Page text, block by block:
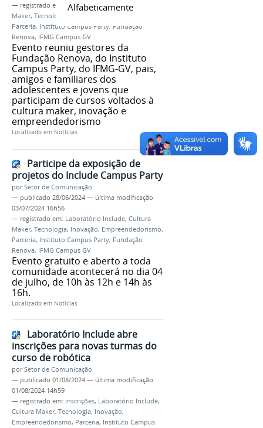
Alfabeticamente
— registrado em:
Laboratório Include,Cultura
Maker, Tecnologia
Parceria, Instituto Campus Party, Fundação
Renova, IFMG Campus GV
Evento reuniu gestores da
Fundação Renova, do Instituto
Campus Party, do IFMG-GV, pais,
amigos e familiares dos
adolescentes e jovens que
participam de cursos voltados à
cultura maker, inovação e
empreendedorismo
Localizado em Notícias
Participe da exposição de
projetos do Include Campus Party
porSetor de Comunicação
— publicado 28/06/2024 — última modificação
03/07/2024 16h56
— registrado em: Laboratório Include, Cultura
Maker, Tecnologia, Inovação, Empreendedorismo,
Parceria, Instituto Campus Party, Fundação
Renova, IFMG Campus GV
Evento gratuito e aberto a toda
comunidade acontecerá no dia 04
de julho, de 10h às 12h e 14h às
16h.
Localizado em Notícias
Laboratório Include abre
inscrições para novas turmas do
curso de robótica
porSetor de Comunicação
— publicado 01/08/2024 — última modificação
01/08/2024 14h59
— registrado em: inscrições, Laboratório Include,
Cultura Maker, Tecnologia, Inovação,
Empreendedorismo, Parceria, Instituto Campus